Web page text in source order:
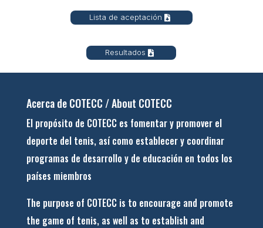
Lista de aceptación
Resultados
Acerca de COTECC / About COTECC
El propósito de COTECC es fomentar y promover el
deporte del tenis, así como establecer y coordinar
programas de desarrollo y de educación en todos los
países miembros
The purpose of COTECC is to encourage and promote
the game of tenis, as well as to establish and